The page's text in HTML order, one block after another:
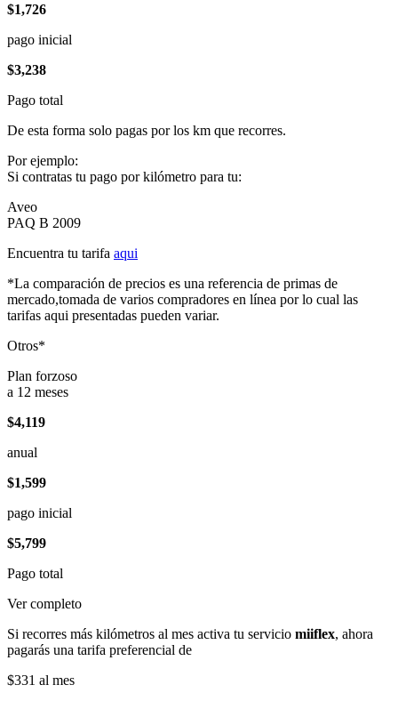
$1,726
pago inicial
$3,238
Pago total
De esta forma solo pagas por los km que recorres.
Por ejemplo:
Si contratas tu pago por kilómetro para tu:
Aveo
PAQ B 2009
Encuentra tu tarifa aqui
*La comparación de precios es una referencia de primas de
mercado,tomada de varios compradores en línea por lo cual las
tarifas aqui presentadas pueden variar.
Otros*
Plan forzoso
a 12 meses
$4,119
anual
$1,599
pago inicial
$5,799
Pago total
Ver completo
Si recorres más kilómetros al mes activa tu servicio miiflex, ahora
pagarás una tarifa preferencial de
$331 al mes